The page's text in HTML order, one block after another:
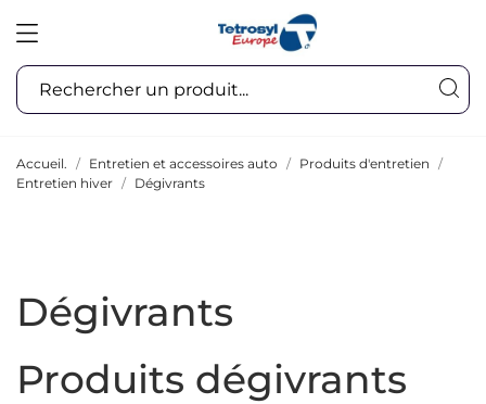
Accueil. Entretien et accessoires auto
Produits d'entretien
Entretien hiver
Dégivrants
Dégivrants
Produits dégivrants